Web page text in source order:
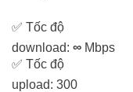
✅ Tốc độ
download: ∞ Mbps
✅ Tốc độ
upload: 300